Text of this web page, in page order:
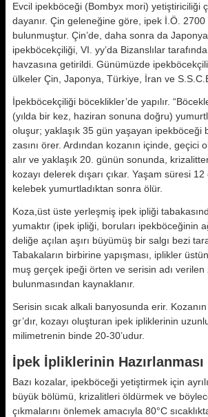
Evcil ipekböceği (Bombyx mori) yetiş­tiriciliği
dayanır. Çin geleneğine göre, ipek İ.Ö. 2700
bulunmuştur. Çin’de, daha sonra da
ipekböcekçiliği, VI. yy’da Bizanslılar
havzasına getirildi. Günümüzde
ülkeler Çin, Japonya, Türkiye, İran ve
İpekböcekçiliği böceklikler’de yapılır.
(yılda bir kez, haziran sonuna doğru)
oluşur; yaklaşık 35 gün yaşayan
zasını örer. Ardından kozanın içinde, geçici
alır ve yaklaşık 20. günün sonunda,
kozayı delerek dı­şarı çıkar. Yaşam süresi
kelebek yumurtladıktan sonra ölür.
Koza,üst üste yerleşmiş ipek ipliği
yumaktır (ipek ipliği, boruları ipekböceğinin
deliğe açılan aşırı bü­yümüş bir salgı bezi
Tabakaların birbirine yapışma­sı, iplikler
muş gerçek ipeği örten ve serisin adı verilen
bulunma­sından kaynaklanır.
Serisin sıcak alkali banyosunda erir. Kozanın
gr’dır, koza­yı oluşturan ipek ipliklerinin
milimetrenin bin­de 20-30’udur.
İpek İpliklerinin Hazırlanması
Bazı kozalar, ipekböceği yetiştirmek için
büyük bölümü, krizalitleri öldürmek ve
çıkmalarını önlemek amacıyla 80°C